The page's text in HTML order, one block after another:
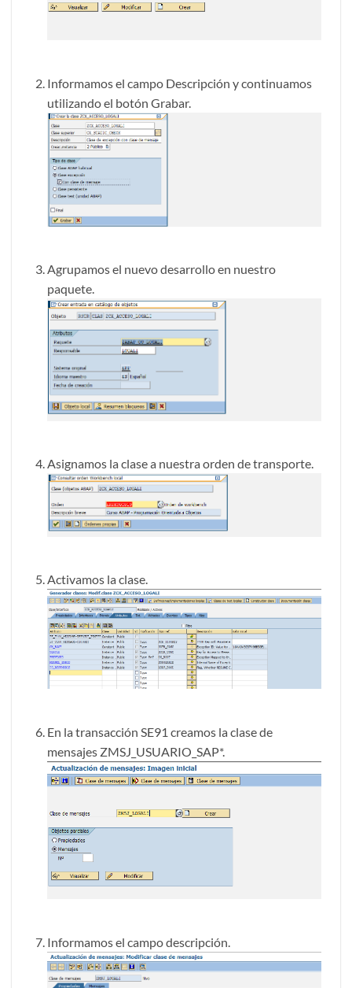
Informamos el campo Descripción y continuamos
utilizando el botón Grabar.
Agrupamos el nuevo desarrollo en nuestro
paquete.
Asignamos la clase a nuestra orden de transporte.
Activamos la clase.
En la transacción SE91 creamos la clase de
mensajes ZMSJ_USUARIO_SAP*.
Informamos el campo descripción.